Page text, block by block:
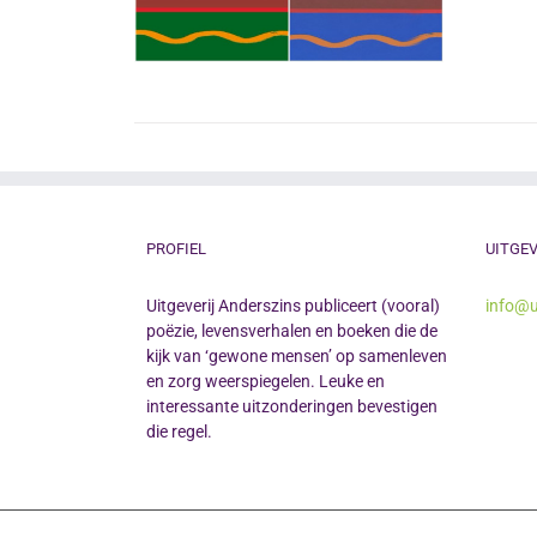
PROFIEL
Uitgeverij Anderszins publiceert (vooral)
poëzie, levensverhalen en boeken die de
kijk van ‘gewone mensen’ op samenleven
en zorg weerspiegelen. Leuke en
interessante uitzonderingen bevestigen
die regel.